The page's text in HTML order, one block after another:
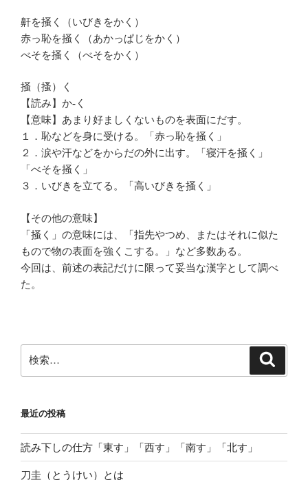
鼾を掻く（いびきをかく）
赤っ恥を掻く（あかっぱじをかく）
べそを掻く（べそをかく）
掻（搔）く
【読み】か‐く
【意味】あまり好ましくないものを表面にだす。
１．恥などを身に受ける。「赤っ恥を掻く」
２．涙や汗などをからだの外に出す。「寝汗を掻く」
「べそを掻く」
３．いびきを立てる。「高いびきを掻く」
【その他の意味】
「掻く」の意味には、「指先やつめ、またはそれに似た
もので物の表面を強くこする。」など多数ある。
今回は、前述の表記だけに限って妥当な漢字として調べ
た。
索:
最近の投稿
読み下しの仕方「東す」「西す」「南す」「北す」
刀圭（とうけい）とは